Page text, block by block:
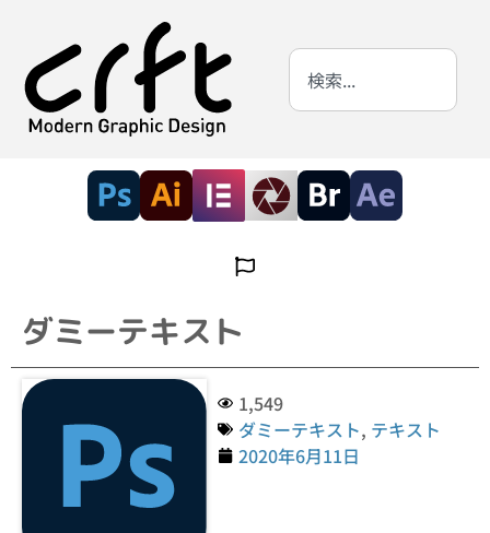
ダミーテキスト
1,549
ダミーテキスト, テキスト
2020年6月11日